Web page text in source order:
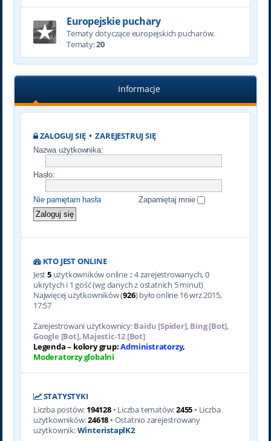
Europejskie puchary
Tematy dotyczące europejskich pucharów.
Tematy:20
Informacje
ZALOGUJ SIĘ•ZAREJESTRUJ SIĘ
Nazwa użytkownika:
Hasło:
Nie pamiętam hasła Zapamiętaj mnie
KTO JEST ONLINE
Jest5użytkowników online :: 4 zarejestrowanych, 0
ukrytych i 1 gość (wg danych z ostatnich 5 minut)
Najwięcej użytkowników (926) było online 16 wrz 2015,
17:57
Zarejestrowani użytkownicy:Baidu [Spider],Bing [Bot],
Google [Bot],Majestic-12 [Bot]
Legenda – kolory grup:Administratorzy,
Moderatorzy globalni
STATYSTYKI
Liczba postów: 194128• Liczba tematów:2455 • Liczba
użytkowników:24618 • Ostatnio zarejestrowany
użytkownik:WinteristaplK2